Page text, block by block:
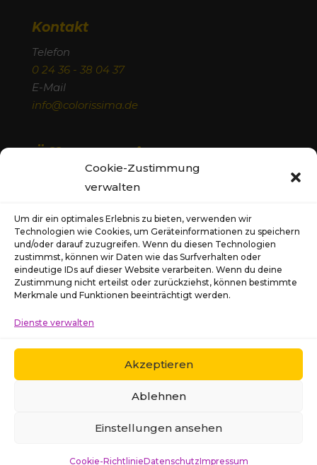
Cookie-Zustimmung
verwalten
Um dir ein optimales Erlebnis zu bieten, verwenden wir
Technologien wie Cookies, um Geräteinformationen zu speichern
und/oder darauf zuzugreifen. Wenn du diesen Technologien
zustimmst, können wir Daten wie das Surfverhalten oder
eindeutige IDs auf dieser Website verarbeiten. Wenn du deine
Zustimmung nicht erteilst oder zurückziehst, können bestimmte
Merkmale und Funktionen beeinträchtigt werden.
Dienste verwalten
Akzeptieren
Ablehnen
Einstellungen ansehen
Cookie-RichtlinieDatenschutzImpressum
Kontakt
Telefon
0 24 36 - 38 04 37
E-Mail
info@colorissima.de
Öffnungszeiten
Montag - Donnerstag
13.00 - 16.00 Uhr
Freitag
09.00 - 14.00 Uhr
Termine
Telefon, damit wir Ihr Anliegen ganz in Ruhe
besprechen können.
© Colorissima Werbung e.K. 2025